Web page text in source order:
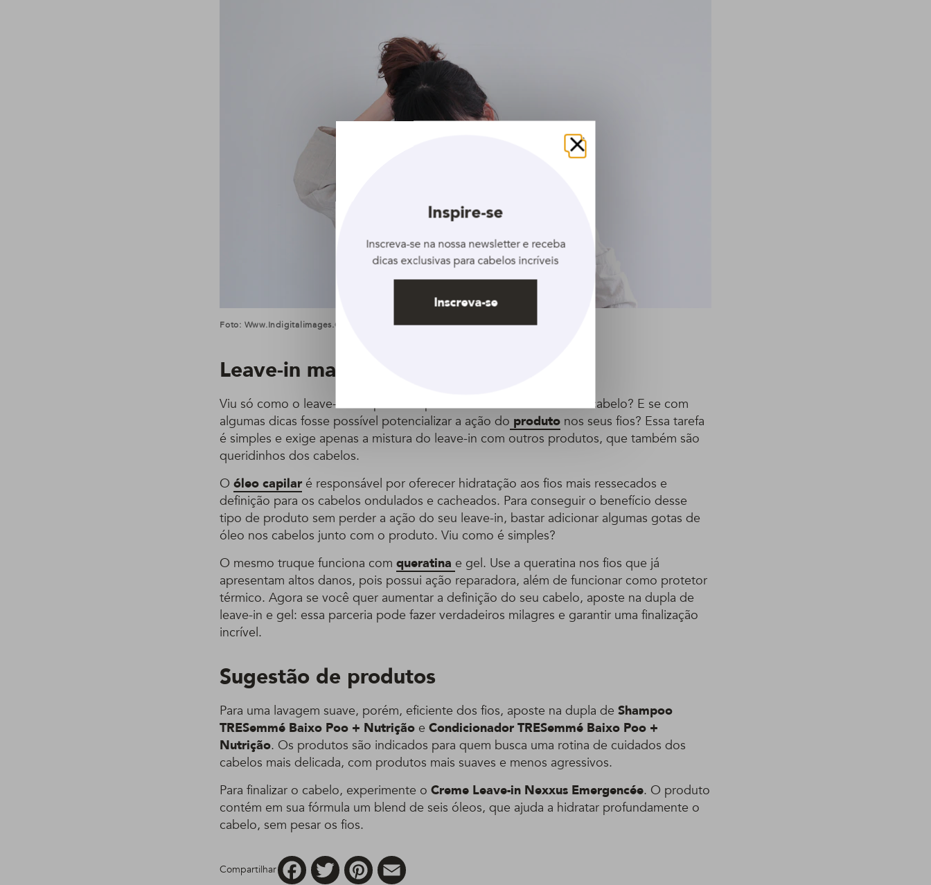
Foto: Www.indigitalimages.com
Leave-in mais potente
Viu só como o leave-in é importante para a beleza e saúde do seu cabelo? E se com
algumas dicas fosse possível potencializar a ação do produto nos seus fios? Essa tarefa
é simples e exige apenas a mistura do leave-in com outros produtos, que também são
queridinhos dos cabelos.
O óleo capilar é responsável por oferecer hidratação aos fios mais ressecados e
definição para os cabelos ondulados e cacheados. Para conseguir o benefício desse
tipo de produto sem perder a ação do seu leave-in, bastar adicionar algumas gotas de
óleo nos cabelos junto com o produto. Viu como é simples?
O mesmo truque funciona com queratina e gel. Use a queratina nos fios que já
apresentam altos danos, pois possui ação reparadora, além de funcionar como protetor
térmico. Agora se você quer aumentar a definição do seu cabelo, aposte na dupla de
leave-in e gel: essa parceria pode fazer verdadeiros milagres e garantir uma finalização
incrível.
Sugestão de produtos
Para uma lavagem suave, porém, eficiente dos fios, aposte na dupla de Shampoo
TRESemmé Baixo Poo + Nutrição e Condicionador TRESemmé Baixo Poo +
Nutrição. Os produtos são indicados para quem busca uma rotina de cuidados dos
cabelos mais delicada, com produtos mais suaves e menos agressivos.
Para finalizar o cabelo, experimente o Creme Leave-in Nexxus Emergencée. O produto
contém em sua fórmula um blend de seis óleos, que ajuda a hidratar profundamente o
cabelo, sem pesar os fios.
Compartilhar
FacebookTwitter Pinterest
Fechar
Inspire-se
Inscreva-se na nossa newsletter e receba
dicas exclusivas para cabelos incríveis
Inscreva-se